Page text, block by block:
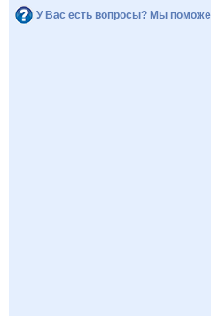
У Вас есть вопросы? Мы